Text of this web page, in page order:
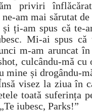
priviri
ne-am mai sărutat
ți-am spus că te-
Mi-ai spus
m-am aruncat
culcându-mă
mine și drogându-
visez la ziua în
toată suferința
iubesc, Parks!”